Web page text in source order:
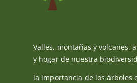
Valles, montañas y volcanes,
y hogar de nuestra
la importancia de los árboles